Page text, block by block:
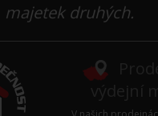
majetek druhých.